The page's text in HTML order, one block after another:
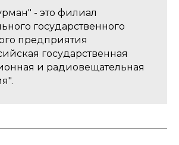
- это филиал
государственного
предприятия
государственная
и радиовещательная